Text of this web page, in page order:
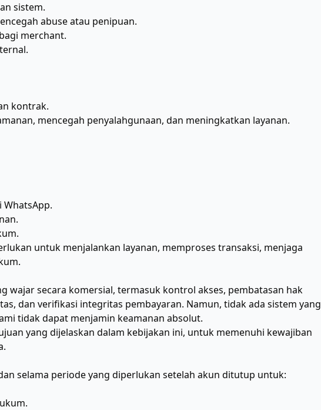
sistem.
abuse atau penipuan.
merchant.
kontrak.
mencegah penyalahgunaan, dan meningkatkan layanan.
untuk menjalankan layanan, memproses transaksi, menjaga
wajar secara komersial, termasuk kontrol akses, pembatasan hak
dan verifikasi integritas pembayaran. Namun, tidak ada sistem yang
tidak dapat menjamin keamanan absolut.
yang dijelaskan dalam kebijakan ini, untuk memenuhi kewajiban
selama periode yang diperlukan setelah akun ditutup untuk: